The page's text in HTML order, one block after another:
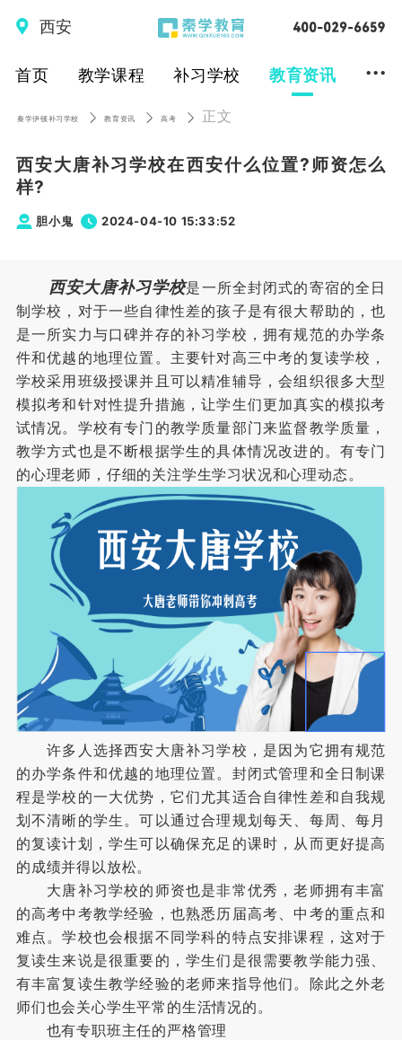
西安
首页 教学课程 补习学校 教育资讯 ...
秦学伊顿补习学校 教育资讯 高考 正文
西安大唐补习学校在西安什么位置?师资怎么
样?
胆小鬼 2024-04-10 15:33:52
西安大唐补习学校是一所全封闭式的寄宿的全日
制学校，对于一些自律性差的孩子是有很大帮助的，也
是一所实力与口碑并存的补习学校，拥有规范的办学条
件和优越的地理位置。主要针对高三中考的复读学校，
学校采用班级授课并且可以精准辅导，会组织很多大型
模拟考和针对性提升措施，让学生们更加真实的模拟考
试情况。学校有专门的教学质量部门来监督教学质量，
教学方式也是不断根据学生的具体情况改进的。有专门
的心理老师，仔细的关注学生学习状况和心理动态。
许多人选择西安大唐补习学校，是因为它拥有规范
的办学条件和优越的地理位置。封闭式管理和全日制课
程是学校的一大优势，它们尤其适合自律性差和自我规
划不清晰的学生。可以通过合理规划每天、每周、每月
的复读计划，学生可以确保充足的课时，从而更好提高
的成绩并得以放松。
大唐补习学校的师资也是非常优秀，老师拥有丰富
的高考中考教学经验，也熟悉历届高考、中考的重点和
难点。学校也会根据不同学科的特点安排课程，这对于
复读生来说是很重要的，学生们是很需要教学能力强、
有丰富复读生教学经验的老师来指导他们。除此之外老
师们也会关心学生平常的生活情况的。
也有专职班主任的严格管理